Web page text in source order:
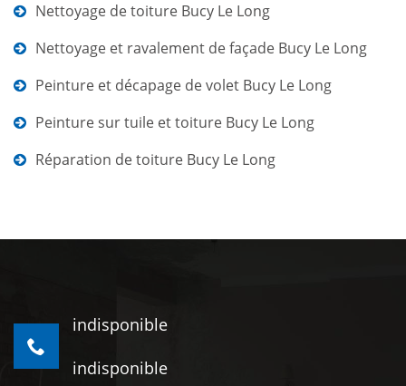
Nettoyage de toiture Bucy Le Long
Nettoyage et ravalement de façade Bucy Le Long
Peinture et décapage de volet Bucy Le Long
Peinture sur tuile et toiture Bucy Le Long
Réparation de toiture Bucy Le Long
indisponible
indisponible